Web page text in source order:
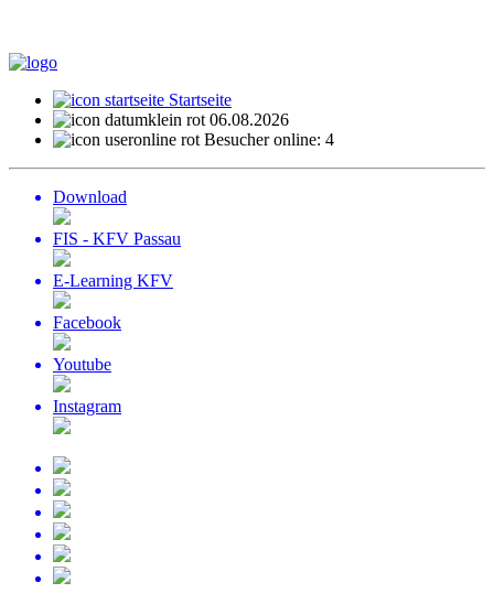
Startseite
06.08.2026
Besucher online: 4
Download
FIS - KFV Passau
E-Learning KFV
Facebook
Youtube
Instagram